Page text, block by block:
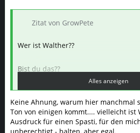
Zitat von GrowPete
Wer ist Walther??
Bist du das??
Ich habe nun mal besoffen
feststellen das du immer wieder auf
Raum hinaus willst oder bist...
Alles anzeigen
Keine Ahnung, warum hier manchmal
Ton von einigen kommt.... vielleicht ist
Ausdruck für einen Spasti, für den
unberechtigt - halten, aber egal.